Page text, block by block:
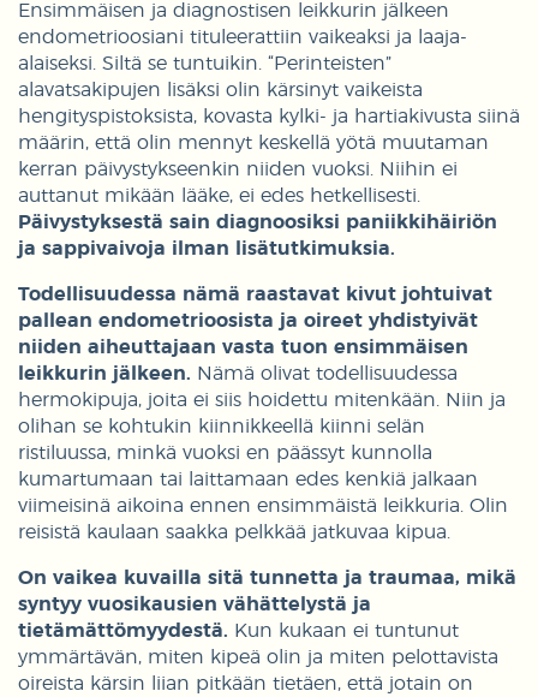
Ensimmäisen ja diagnostisen leikkurin jälkeen
endometrioosiani tituleerattiin vaikeaksi ja laaja-
alaiseksi. Siltä se tuntuikin. “Perinteisten”
alavatsakipujen lisäksi olin kärsinyt vaikeista
hengityspistoksista, kovasta kylki- ja hartiakivusta siinä
määrin, että olin mennyt keskellä yötä muutaman
kerran päivystykseenkin niiden vuoksi. Niihin ei
auttanut mikään lääke, ei edes hetkellisesti.
Päivystyksestä sain diagnoosiksi paniikkihäiriön
ja sappivaivoja ilman lisätutkimuksia.
Todellisuudessa nämä raastavat kivut johtuivat
pallean endometrioosista ja oireet yhdistyivät
niiden aiheuttajaan vasta tuon ensimmäisen
leikkurin jälkeen. Nämä olivat todellisuudessa
hermokipuja, joita ei siis hoidettu mitenkään. Niin ja
olihan se kohtukin kiinnikkeellä kiinni selän
ristiluussa, minkä vuoksi en päässyt kunnolla
kumartumaan tai laittamaan edes kenkiä jalkaan
viimeisinä aikoina ennen ensimmäistä leikkuria. Olin
reisistä kaulaan saakka pelkkää jatkuvaa kipua.
On vaikea kuvailla sitä tunnetta ja traumaa, mikä
syntyy vuosikausien vähättelystä ja
tietämättömyydestä. Kun kukaan ei tuntunut
ymmärtävän, miten kipeä olin ja miten pelottavista
oireista kärsin liian pitkään tietäen, että jotain on